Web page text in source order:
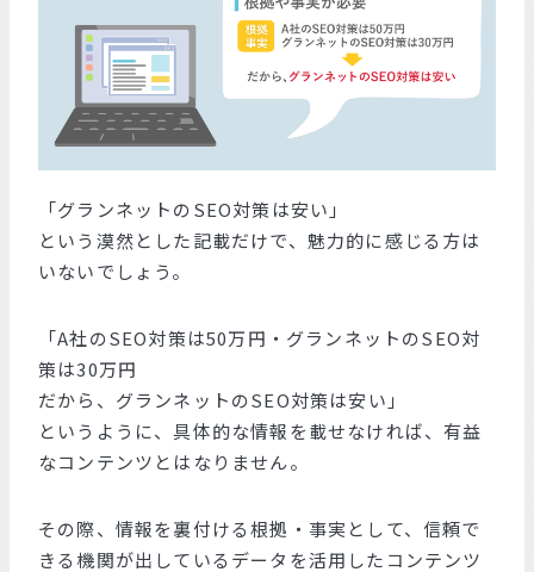
「グランネットのSEO対策は安い」
という漠然とした記載だけで、魅力的に感じる方は
いないでしょう。
「A社のSEO対策は50万円・グランネットのSEO対
策は30万円
だから、グランネットのSEO対策は安い」
というように、具体的な情報を載せなければ、有益
なコンテンツとはなりません。
その際、情報を裏付ける根拠・事実として、信頼で
きる機関が出しているデータを活用したコンテンツ